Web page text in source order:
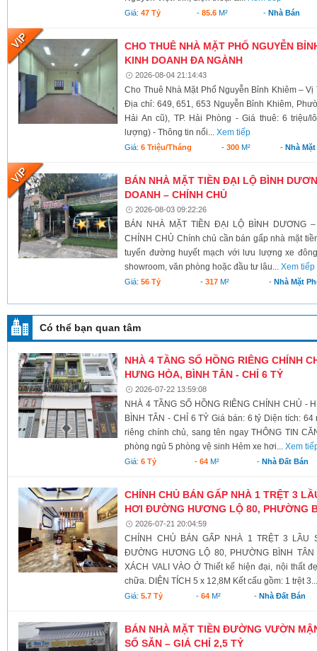
Giá:47 Tỷ - 85.6M² - Nhà Bán
CHO THUÊ NHÀ MẶT PHỐ NGUYỄN
KINH DOANH ĐA NGÀNH
2026-08-04 21:14:43
Cho Thuê Nhà Mặt Phố Nguyễn Bỉnh Khiêm –
Địa chỉ: 649, 651, 653 Nguyễn Bỉnh Khiêm,
Hải An cũ), TP. Hải Phòng - Giá thuê: 6 triệu/
lượng) - Thông tin nổi...Xem tiếp
Giá:6 Triệu/tháng -300 M² - Nhà
BÁN NHÀ MẶT TIỀN ĐẠI LỘ BÌNH
DOANH – CHÍNH CHỦ
2026-08-03 09:22:26
BÁN NHÀ MẶT TIỀN ĐẠI LỘ BÌNH DƯƠNG
CHÍNH CHỦ Chính chủ cần bán gấp nhà mặt
tuyến đường huyết mạch với lưu lượng xe
showroom, văn phòng hoặc đầu tư lâu...Xem tiếp
Giá:56 Tỷ -317 M² - Nhà Mặt
Có thể bạn quan tâm
NHÀ 4 TẦNG SỔ HỒNG RIÊNG CHÍNH
HƯNG HÒA, BÌNH TÂN - CHỈ 6 TỶ
2026-07-22 13:59:08
NHÀ 4 TẦNG SỔ HỒNG RIÊNG CHÍNH CHỦ -
BÌNH TÂN - CHỈ 6 TỶ Giá bán: 6 tỷ Diện tích:
riêng chính chủ, sang tên ngay THÔNG TIN
phòng ngủ 5 phòng vệ sinh Hẻm xe hơi...Xem
Giá:6 Tỷ - 64M² -Nhà Đất Bán
CHÍNH CHỦ BÁN GẤP NHÀ 1 TRỆT 3
HƠI ĐƯỜNG HƯƠNG LỘ 80, PHƯỜNG
2026-07-21 20:04:59
CHÍNH CHỦ BÁN GẤP NHÀ 1 TRỆT 3 LẦU
ĐƯỜNG HƯƠNG LỘ 80, PHƯỜNG BÌNH
XÁCH VALI VÀO Ở Thiết kế hiện đại, nội thất
chữa. DIỆN TÍCH 5 x 12,8M Kết cấu gồm: 1 trệt
Giá:5.7 Tỷ -64 M² - Nhà Đất Bán
BÁN NHÀ MẶT TIỀN ĐƯỜNG VƯỜN
SỔ SẴN – GIÁ CHỈ 2,5 TỶ